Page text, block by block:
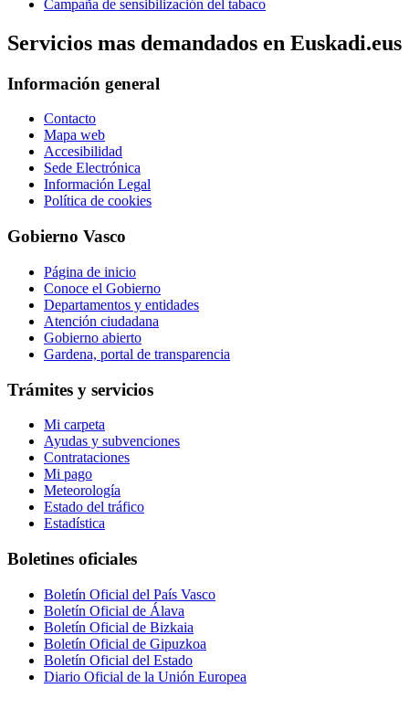
Campaña de sensibilización del tabaco
Servicios mas demandados en Euskadi.eus
Información general
Contacto
Mapa web
Accesibilidad
Sede Electrónica
Información Legal
Política de cookies
Gobierno Vasco
Página de inicio
Conoce el Gobierno
Departamentos y entidades
Atención ciudadana
Gobierno abierto
Gardena, portal de transparencia
Trámites y servicios
Mi carpeta
Ayudas y subvenciones
Contrataciones
Mi pago
Meteorología
Estado del tráfico
Estadística
Boletines oficiales
Boletín Oficial del País Vasco
Boletín Oficial de Álava
Boletín Oficial de Bizkaia
Boletín Oficial de Gipuzkoa
Boletín Oficial del Estado
Diario Oficial de la Unión Europea